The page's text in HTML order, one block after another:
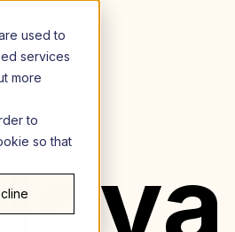
used to
services
more
to
so that